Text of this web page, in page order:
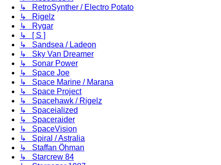
↳ RetroSynther / Electro Potato
↳ Rigelz
↳ Rygar
↳ [ S ]
↳ Sandsea / Ladeon
↳ Sky Van Dreamer
↳ Sonar Power
↳ Space Joe
↳ Space Marine / Marana
↳ Space Project
↳ Spacehawk / Rigelz
↳ Spaceialized
↳ Spaceraider
↳ SpaceVision
↳ Spiral / Astralia
↳ Staffan Öhman
↳ Starcrew 84